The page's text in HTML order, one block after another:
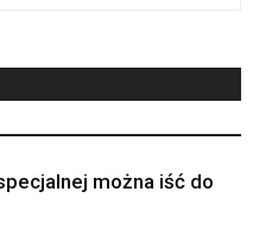
można iść do